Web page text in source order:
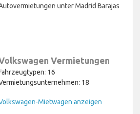
unter Madrid Barajas
Vermietungen
16
18
Mietwagen anzeigen